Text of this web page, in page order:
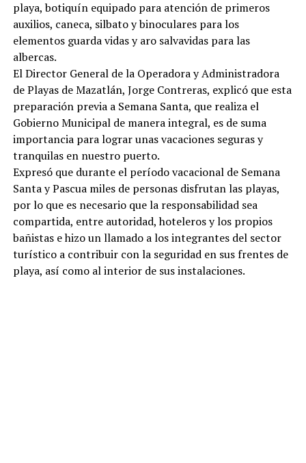
playa, botiquín equipado para atención de primeros
auxilios, caneca, silbato y binoculares para los
elementos guarda vidas y aro salvavidas para las
albercas.
El Director General de la Operadora y Administradora
de Playas de Mazatlán, Jorge Contreras, explicó que esta
preparación previa a Semana Santa, que realiza el
Gobierno Municipal de manera integral, es de suma
importancia para lograr unas vacaciones seguras y
tranquilas en nuestro puerto.
Expresó que durante el período vacacional de Semana
Santa y Pascua miles de personas disfrutan las playas,
por lo que es necesario que la responsabilidad sea
compartida, entre autoridad, hoteleros y los propios
bañistas e hizo un llamado a los integrantes del sector
turístico a contribuir con la seguridad en sus frentes de
playa, así como al interior de sus instalaciones.